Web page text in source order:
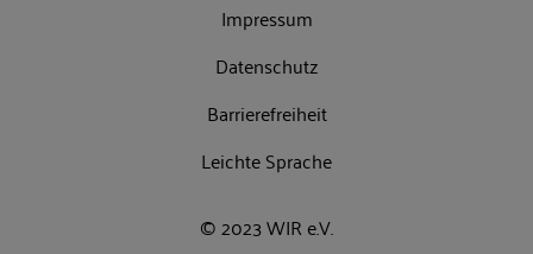
Impressum
Datenschutz
Barrierefreiheit
Leichte Sprache
© 2023 WIR e.V.